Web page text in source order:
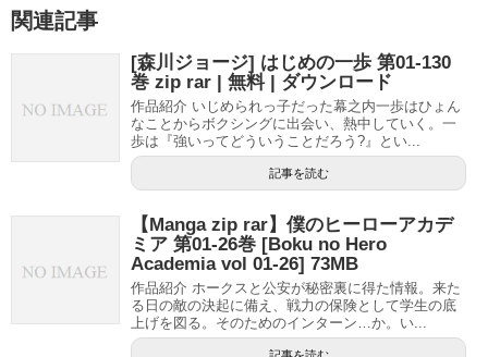
関連記事
[森川ジョージ] はじめの一歩 第01-130
巻 zip rar | 無料 | ダウンロード
作品紹介 いじめられっ子だった幕之内一歩はひょん
なことからボクシングに出会い、熱中していく。一
歩は『強いってどういうことだろう?』とい...
記事を読む
【Manga zip rar】僕のヒーローアカデ
ミア 第01-26巻 [Boku no Hero
Academia vol 01-26] 73MB
作品紹介 ホークスと公安が秘密裏に得た情報。来た
る日の敵の決起に備え、戦力の保険として学生の底
上げを図る。そのためのインターン…か。い...